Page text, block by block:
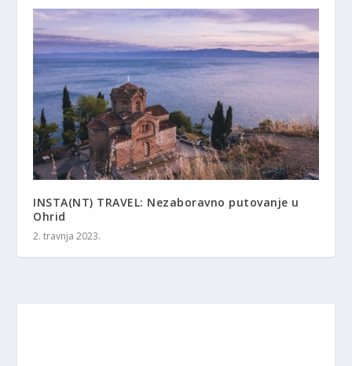
INSTA(NT) TRAVEL: Nezaboravno putovanje u
Ohrid
2. travnja 2023.